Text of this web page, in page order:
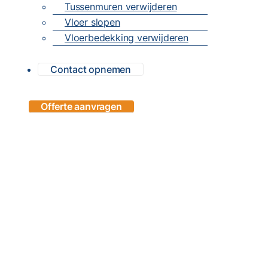
Tussenmuren verwijderen
Vloer slopen
Vloerbedekking verwijderen
Contact opnemen
Offerte aanvragen